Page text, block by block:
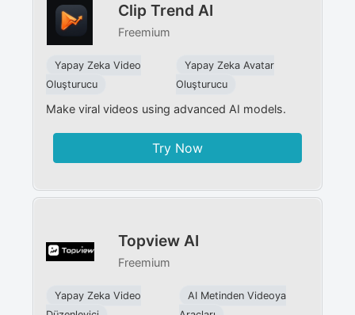
Clip Trend AI
Freemium
Yapay Zeka Video
Oluşturucu
Yapay Zeka Avatar
Oluşturucu
Make viral videos using advanced AI models.
Try Now
Topview AI
Freemium
Yapay Zeka Video
AI Metinden Videoya